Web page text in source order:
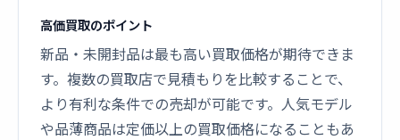
高価買取のポイント
新品・未開封品は最も高い買取価格が期待できま
す。複数の買取店で見積もりを比較することで、
より有利な条件での売却が可能です。人気モデル
や品薄商品は定価以上の買取価格になることもあ